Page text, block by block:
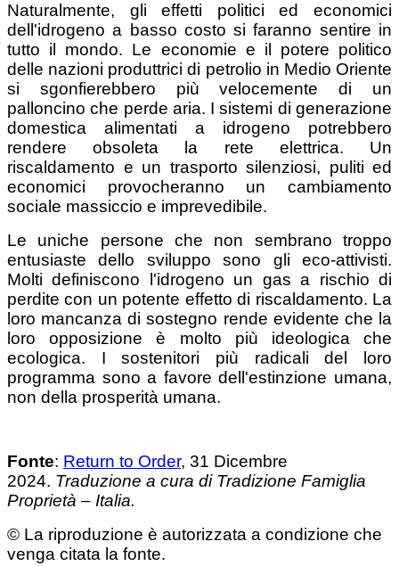
Naturalmente, gli effetti politici ed economici
dell'idrogeno a basso costo si faranno sentire in
tutto il mondo. Le economie e il potere politico
delle nazioni produttrici di petrolio in Medio Oriente
si sgonfierebbero più velocemente di un
palloncino che perde aria. I sistemi di generazione
domestica alimentati a idrogeno potrebbero
rendere obsoleta la rete elettrica. Un
riscaldamento e un trasporto silenziosi, puliti ed
economici provocheranno un cambiamento
sociale massiccio e imprevedibile.
Le uniche persone che non sembrano troppo
entusiaste dello sviluppo sono gli eco-attivisti.
Molti definiscono l'idrogeno un gas a rischio di
perdite con un potente effetto di riscaldamento. La
loro mancanza di sostegno rende evidente che la
loro opposizione è molto più ideologica che
ecologica. I sostenitori più radicali del loro
programma sono a favore dell'estinzione umana,
non della prosperità umana.
Fonte: Return to Order, 31 Dicembre
2024. Traduzione a cura di Tradizione Famiglia
Proprietà – Italia.
© La riproduzione è autorizzata a condizione che
venga citata la fonte.